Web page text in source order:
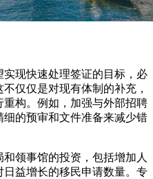
现快速处理签证的目标，必
仅仅是对现有体制的补充，
构。例如，加强与外部招聘
的预审和文件准备来减少错
领事馆的投资，包括增加人
益增长的移民申请数量。专